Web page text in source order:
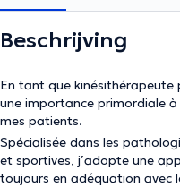
Beschrijving
En tant que kinésithérapeute
une importance primordiale
mes patients.
Spécialisée dans les
et sportives, j’adopte une
toujours en adéquation avec